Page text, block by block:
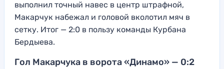
выполнил точный навес в центр штрафной,
Макарчук набежал и головой вколотил мяч в
сетку. Итог — 2:0 в пользу команды Курбана
Бердыева.
Гол Макарчука в ворота «Динамо» — 0:2